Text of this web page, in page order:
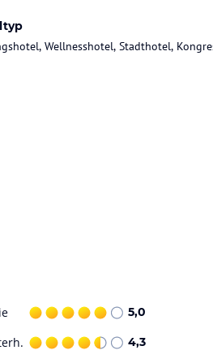
Wellnesshotel, Stadthotel,
5,0
4,3